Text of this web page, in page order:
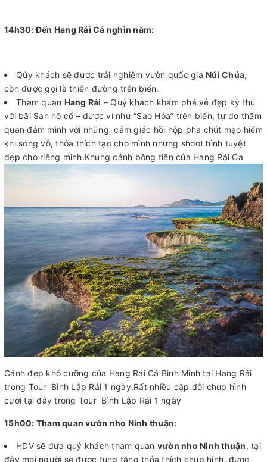
14h30: Đến Hang Rái Cá nghìn năm:
Qúy khách sẽ được trải nghiệm vườn quốc gia Núi Chúa,
còn được gọi là thiên đường trên biển.
Tham quan Hang Rái – Quý khách khám phá vẻ đẹp kỳ thú
với bãi San hô cổ – được ví như “Sao Hỏa” trên biển, tự do thăm
quan đắm mình với những cảm giác hồi hộp pha chút mạo hiểm
khi sóng vỗ, thỏa thích tạo cho mình những shoot hình tuyệt
đẹp cho riêng mình.Khung cảnh bồng tiên của Hang Rái Cá
Cảnh đẹp khó cưỡng của Hang Rái Cá Bình Minh tại Hang Rái
trong Tour Bình Lập Rái 1 ngày.Rất nhiều cặp đôi chụp hình
cưới tại đây trong Tour Bình Lập Rái 1 ngày
15h00: Tham quan vườn nho Ninh thuận:
HDV sẽ đưa quý khách tham quan vườn nho Ninh thuận, tại
đây mọi người sẽ được tung tăng thỏa thích chụp hình, được